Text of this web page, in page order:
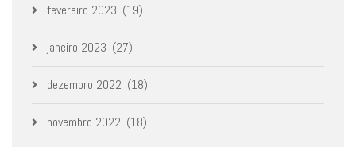
fevereiro 2023 (19)
janeiro 2023 (27)
dezembro 2022 (18)
novembro 2022 (18)